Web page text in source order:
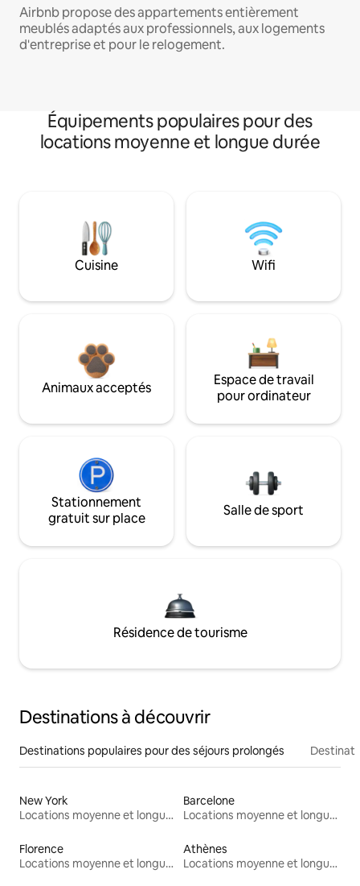
Airbnb propose des appartements entièrement
meublés adaptés aux professionnels, aux logements
d'entreprise et pour le relogement.
Équipements populaires pour des
locations moyenne et longue durée
Cuisine Wifi
Animaux acceptés
Espace de travail
pour ordinateur
Stationnement
gratuit sur place
Salle de sport
Résidence de tourisme
Destinations à découvrir
Destinations populaires pour des séjours prolongés
New York
Locations moyenne et longue durée
Barcelone
Locations moyenne et longue durée
Florence
Locations moyenne et longue durée
Athènes
Locations moyenne et longue durée